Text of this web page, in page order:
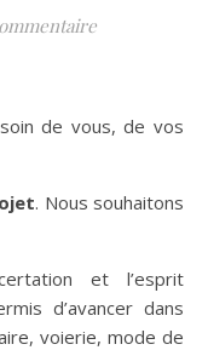
de vous, de vos
. Nous souhaitons
et l’esprit
d’avancer dans
voierie, mode de